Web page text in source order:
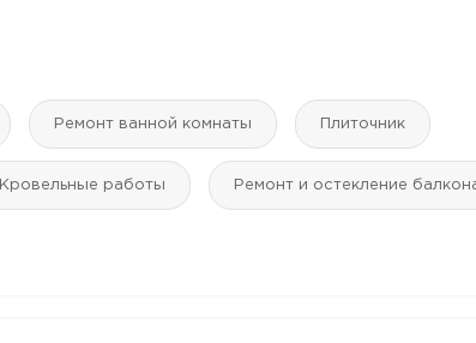
Ремонт ванной комнаты Плиточник
Кровельные работы Ремонт и остекление